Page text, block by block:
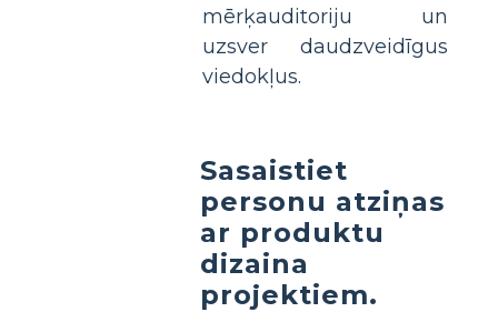
mērķauditoriju un
uzsver daudzveidīgus
viedokļus.
Sasaistiet
personu atziņas
ar produktu
dizaina
projektiem.